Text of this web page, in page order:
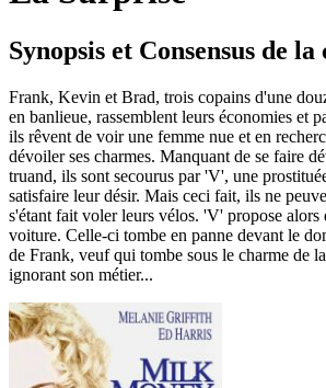
Synopsis et Consensus de
Frank, Kevin et Brad, trois copains d'une
en banlieue, rassemblent leurs économies et
ils rêvent de voir une femme nue et en
dévoiler ses charmes. Manquant de se faire
truand, ils sont secourus par 'V', une
satisfaire leur désir. Mais ceci fait, ils ne
s'étant fait voler leurs vélos. 'V' propose alors
voiture. Celle-ci tombe en panne devant le
de Frank, veuf qui tombe sous le charme de
ignorant son métier...